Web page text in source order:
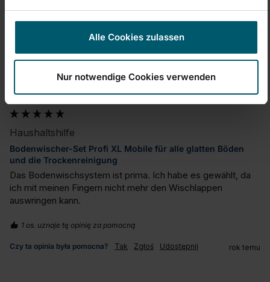
Alle Cookies zulassen
Nur notwendige Cookies verwenden
G
Gihaus
Haushaltshilfe
Bodenwischer-Set Profi XL Mobile für alle glatten Böden
und die Trockenreinigung
Das Bodenwischsystem ist prima. Ich habe es gewählt, da
ich mit meinen Fingern nicht mehr den Wischlappen
auswringen kann.
1 os. uznaje tę opinię za pomocną
Czy ta opinia była pomocna? Tak Zgłoś Udostępnij rok temu